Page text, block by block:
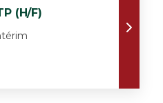
(H/F)